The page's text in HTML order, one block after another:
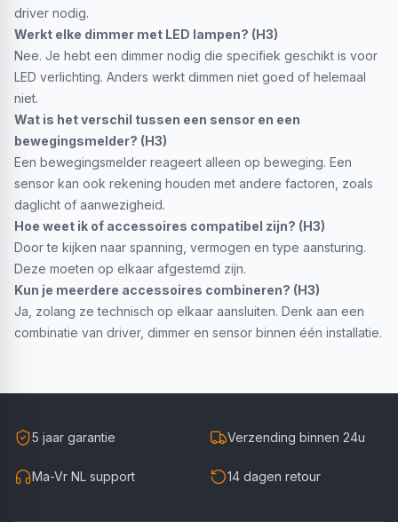
driver nodig.
Werkt elke dimmer met LED lampen? (H3)
Nee. Je hebt een dimmer nodig die specifiek geschikt is voor
LED verlichting. Anders werkt dimmen niet goed of helemaal
niet.
Wat is het verschil tussen een sensor en een
bewegingsmelder? (H3)
Een bewegingsmelder reageert alleen op beweging. Een
sensor kan ook rekening houden met andere factoren, zoals
daglicht of aanwezigheid.
Hoe weet ik of accessoires compatibel zijn? (H3)
Door te kijken naar spanning, vermogen en type aansturing.
Deze moeten op elkaar afgestemd zijn.
Kun je meerdere accessoires combineren? (H3)
Ja, zolang ze technisch op elkaar aansluiten. Denk aan een
combinatie van driver, dimmer en sensor binnen één installatie.
5 jaar garantie Verzending binnen 24u
Ma-Vr NL support 14 dagen retour